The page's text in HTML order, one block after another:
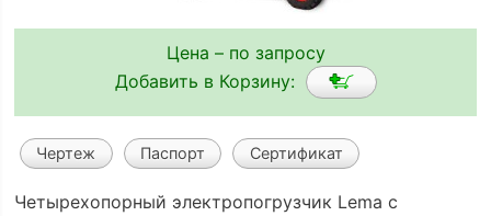
Цена – по запросу
Добавить в Корзину:
Чертеж Паспорт Сертификат
Четырехопорный электропогрузчик Lema с